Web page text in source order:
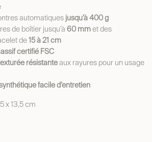
automatiques jusqu’à 400 g
de boîtier jusqu’à 60 mmet des
de15 à 21 cm
certifié FSC
résistanteaux rayures pour un usage
facile d’entretien
x 13,5 cm